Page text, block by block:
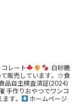
レート
白砂糖
販売しています。 ☆食
品自主検査済証(2024)
手作りおやつでワンコ
す。
ホームページ